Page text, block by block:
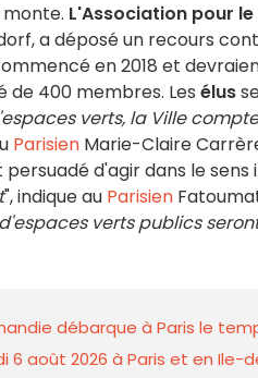
L'Association pour
a déposé un recours
en 2018 et
de 400 membres. Les élus
verts, la Ville
Parisien Marie-Claire
d'agir dans le sens
", indique au Parisien
verts publics
débarque à Paris le
août 2026 à Paris et en Ile-